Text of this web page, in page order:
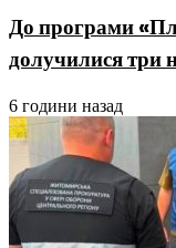
До програми
долучилися три
6 години назад